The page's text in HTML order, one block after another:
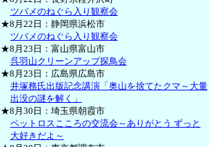
ツバメのねぐら入り観察会
★8月22日：静岡県浜松市
ツバメのねぐら入り観察会
★8月23日：富山県富山市
呉羽山クリーンアップ探鳥会
★8月23日：広島県広島市
井塚務氏出版記念講演「奥山を捨てたクマ～大量
出没の謎を解く」
★8月30日：埼玉県朝霞市
ペットロスこころの交流会～ありがとう ずっと
大好きだよ～